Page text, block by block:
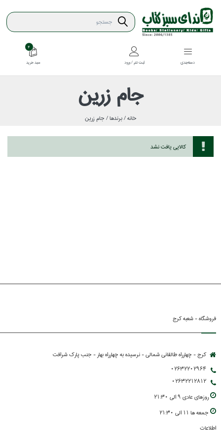
دسته‌بندي ثبت نام / ورود
4
سبد خريد
جام زرين
خانه /برندها /جام زرين
كالايي يافت نشد
فروشگاه - شعبه کرج
کرج - چهارراه طالقانی شمالی - نرسیده به چهارراه بهار - جنب پارك شرافت
02632202964
02632212812
روزهاي عادي 9 الي 21:30
جمعه ها 11 الي 21:30
اطلاعات